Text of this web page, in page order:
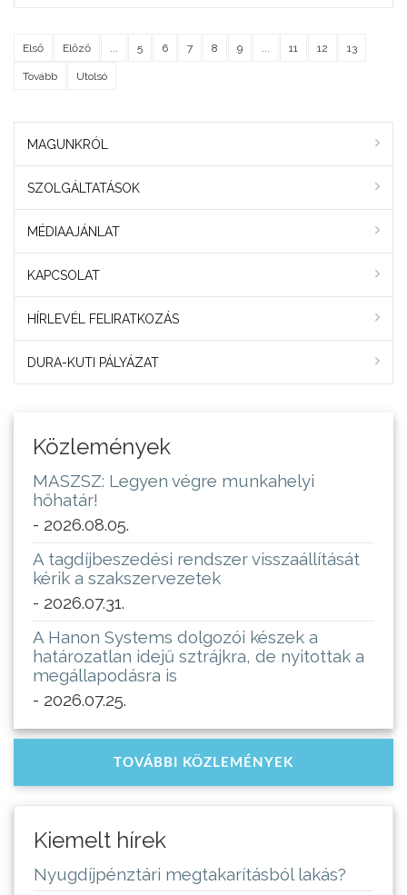
Első Előző 5 6 7 8 9 11 12 13
Tovább Utolsó
MAGUNKRÓL
SZOLGÁLTATÁSOK
MÉDIAAJÁNLAT
KAPCSOLAT
HÍRLEVÉL FELIRATKOZÁS
DURA-KUTI PÁLYÁZAT
Közlemények
MASZSZ: Legyen végre munkahelyi
hőhatár!
- 2026.08.05.
A tagdíjbeszedési rendszer visszaállítását
kérik a szakszervezetek
- 2026.07.31.
A Hanon Systems dolgozói készek a
határozatlan idejű sztrájkra, de nyitottak a
megállapodásra is
- 2026.07.25.
TOVÁBBI KÖZLEMÉNYEK
Kiemelt hírek
Nyugdíjpénztári megtakarításból lakás?